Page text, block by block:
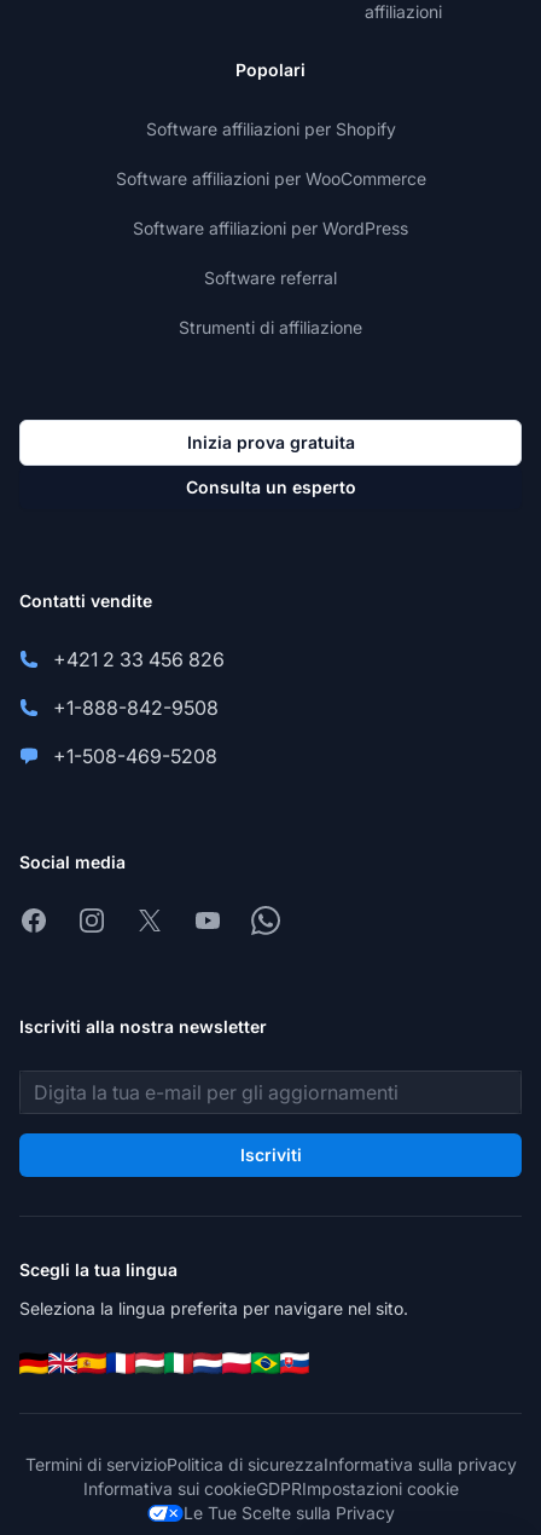
affiliazioni
Popolari
Software affiliazioni per Shopify
Software affiliazioni per WooCommerce
Software affiliazioni per WordPress
Software referral
Strumenti di affiliazione
Inizia prova gratuita
Consulta un esperto
Contatti vendite
+421 2 33 456 826
+1-888-842-9508
+1-508-469-5208
Social media
FacebookInstagram
X YoutubeWhatsapp
Iscriviti alla nostra newsletter
Indirizzo email
Iscriviti
Scegli la tua lingua
Seleziona la lingua preferita per navigare nel sito.
Termini di servizioPolitica di sicurezzaInformativa sulla privacy
Informativa sui cookieGDPRImpostazioni cookie
Le Tue Scelte sulla Privacy